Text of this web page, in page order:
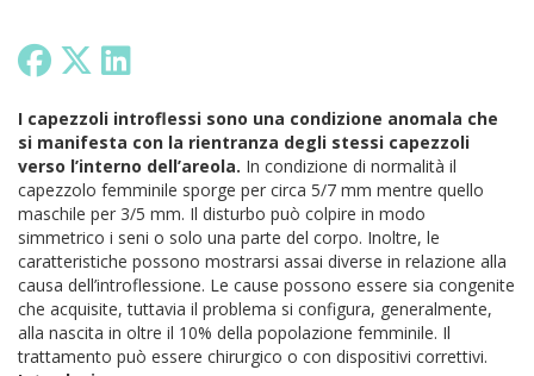
I capezzoli introflessi sono una condizione anomala che
si manifesta con la rientranza degli stessi capezzoli
verso l’interno dell’areola. In condizione di normalità il
capezzolo femminile sporge per circa 5/7 mm mentre quello
maschile per 3/5 mm. Il disturbo può colpire in modo
simmetrico i seni o solo una parte del corpo. Inoltre, le
caratteristiche possono mostrarsi assai diverse in relazione alla
causa dell’introflessione. Le cause possono essere sia congenite
che acquisite, tuttavia il problema si configura, generalmente,
alla nascita in oltre il 10% della popolazione femminile. Il
trattamento può essere chirurgico o con dispositivi correttivi.